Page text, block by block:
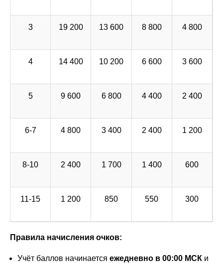
3 19 200 13 600 8 800 4 800
4 14 400 10 200 6 600 3 600
5 9 600 6 800 4 400 2 400
6-7 4 800 3 400 2 400 1 200
8-10 2 400 1 700 1 400 600
11-15 1 200 850 550 300
Правила начисления очков:
Учёт баллов начинается ежедневно в 00:00 МСК и